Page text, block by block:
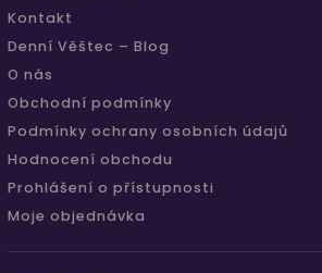
Kontakt
Denní Věštec – Blog
O nás
Obchodní podmínky
Podmínky ochrany osobních údajů
Hodnocení obchodu
Prohlášení o přístupnosti
Moje objednávka